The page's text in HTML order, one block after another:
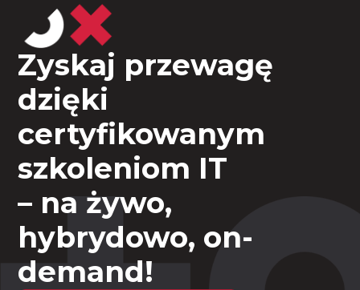
Zyskaj przewagę
dzięki
certyfikowanym
szkoleniom IT
– na żywo,
hybrydowo, on-
demand!